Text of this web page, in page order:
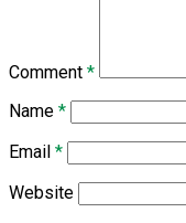
Comment *
Name *
Email *
Website